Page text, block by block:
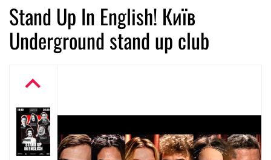
Stand Up In English! Київ
Underground stand up club